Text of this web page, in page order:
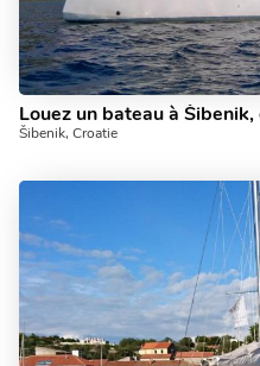
Šibenik, Croatie